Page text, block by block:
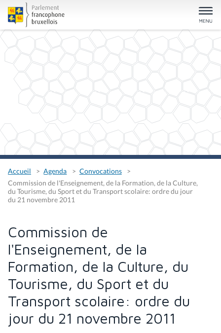
Accueil Agenda
Convocations
Commission de l'Enseignement, de la Formation, de la Culture,
du Tourisme, du Sport et du Transport scolaire: ordre du jour
du 21 novembre 2011
Commission de
l'Enseignement, de la
Formation, de la Culture, du
Tourisme, du Sport et du
Transport scolaire: ordre du
jour du 21 novembre 2011